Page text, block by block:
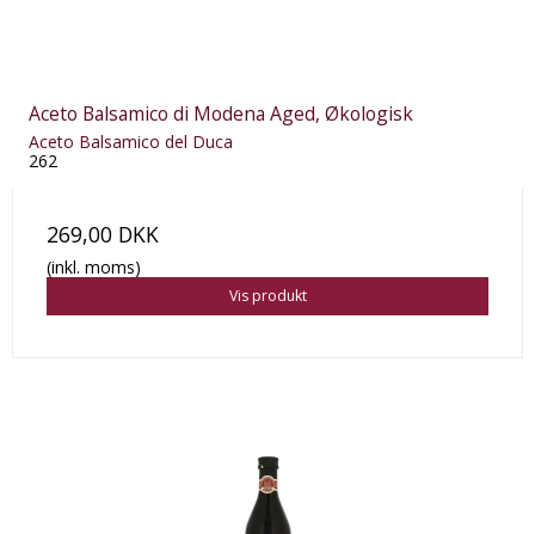
Aceto Balsamico di Modena Aged, Økologisk
Aceto Balsamico del Duca
262
269,00 DKK
(inkl. moms)
Vis produkt